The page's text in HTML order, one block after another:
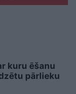
kuru ēšanu
pārlieku